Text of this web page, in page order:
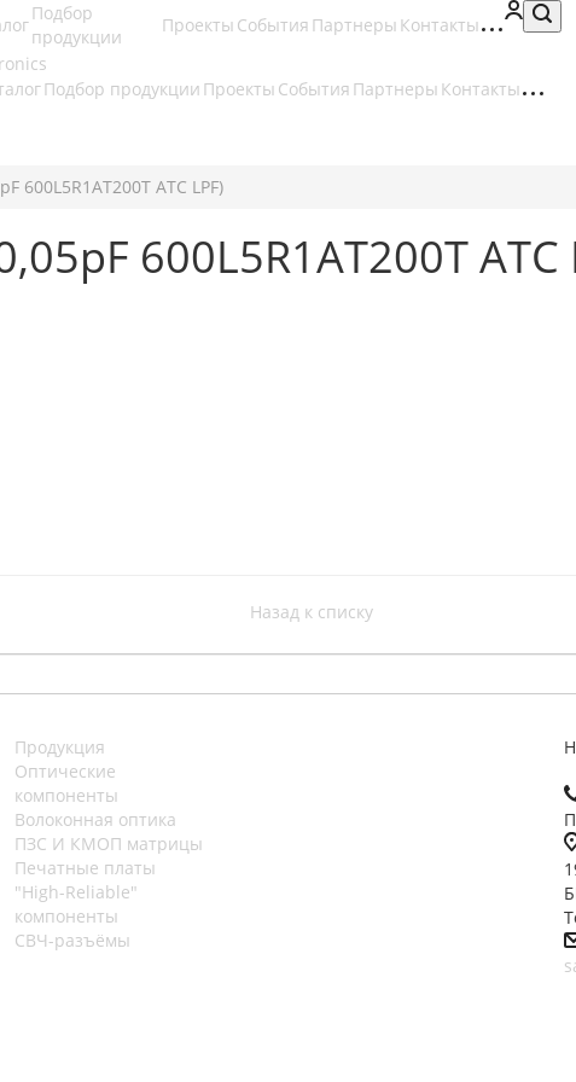
Подбор
продукции
Проекты События Партнеры Контакты
Подбор продукции Проекты События Партнеры Контакты
600L5R1AT200T ATC LPF)
600L5R1AT200T ATC
Назад к списку
Продукция
Оптические
компоненты
Волоконная оптика
ПЗС И КМОП матрицы
Печатные платы
"High-Reliable"
компоненты
СВЧ-разъёмы